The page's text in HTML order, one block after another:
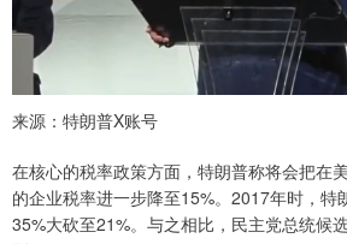
来源：特朗普X账号
在核心的税率政策方面，特朗普称将会把在
的企业税率进一步降至15%。2017年时，特
35%大砍至21%。与之相比，民主党总统候